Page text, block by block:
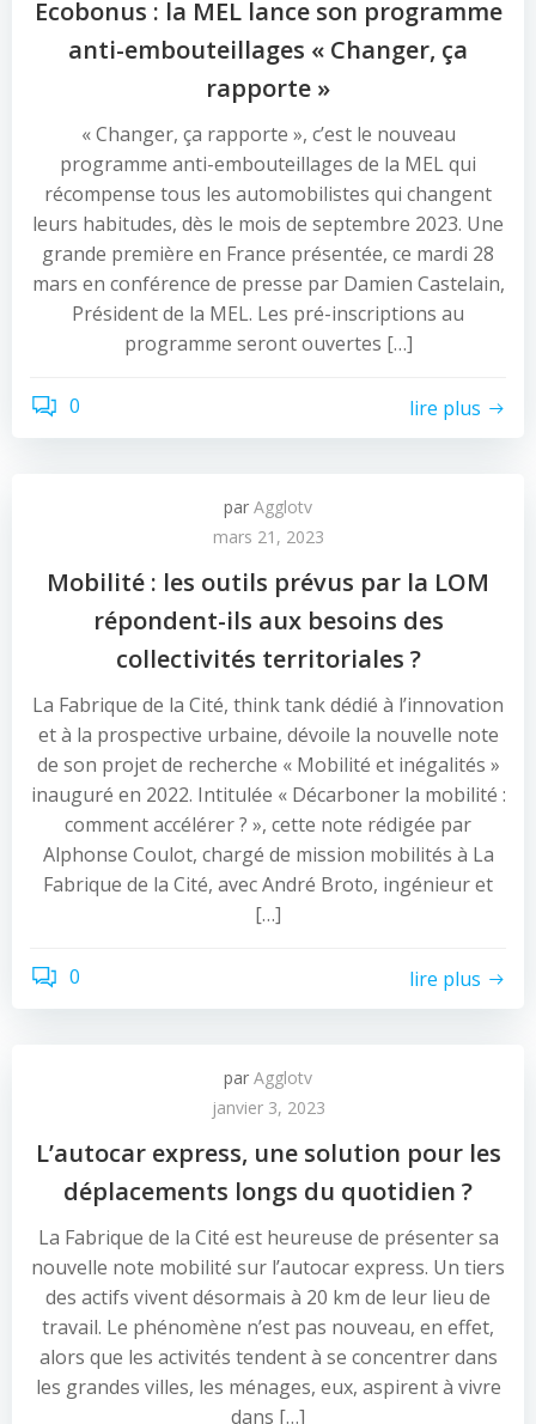
Ecobonus : la MEL lance son programme
anti-embouteillages « Changer, ça
rapporte »
« Changer, ça rapporte », c’est le nouveau
programme anti-embouteillages de la MEL qui
récompense tous les automobilistes qui changent
leurs habitudes, dès le mois de septembre 2023. Une
grande première en France présentée, ce mardi 28
mars en conférence de presse par Damien Castelain,
Président de la MEL. Les pré-inscriptions au
programme seront ouvertes […]
0 lire plus
par Agglotv
mars 21, 2023
Mobilité : les outils prévus par la LOM
répondent-ils aux besoins des
collectivités territoriales ?
La Fabrique de la Cité, think tank dédié à l’innovation
et à la prospective urbaine, dévoile la nouvelle note
de son projet de recherche « Mobilité et inégalités »
inauguré en 2022. Intitulée « Décarboner la mobilité :
comment accélérer ? », cette note rédigée par
Alphonse Coulot, chargé de mission mobilités à La
Fabrique de la Cité, avec André Broto, ingénieur et
[…]
0 lire plus
par Agglotv
janvier 3, 2023
L’autocar express, une solution pour les
déplacements longs du quotidien ?
La Fabrique de la Cité est heureuse de présenter sa
nouvelle note mobilité sur l’autocar express. Un tiers
des actifs vivent désormais à 20 km de leur lieu de
travail. Le phénomène n’est pas nouveau, en effet,
alors que les activités tendent à se concentrer dans
les grandes villes, les ménages, eux, aspirent à vivre
dans […]